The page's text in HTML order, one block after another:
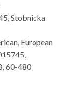
Stobnicka
European
60-480